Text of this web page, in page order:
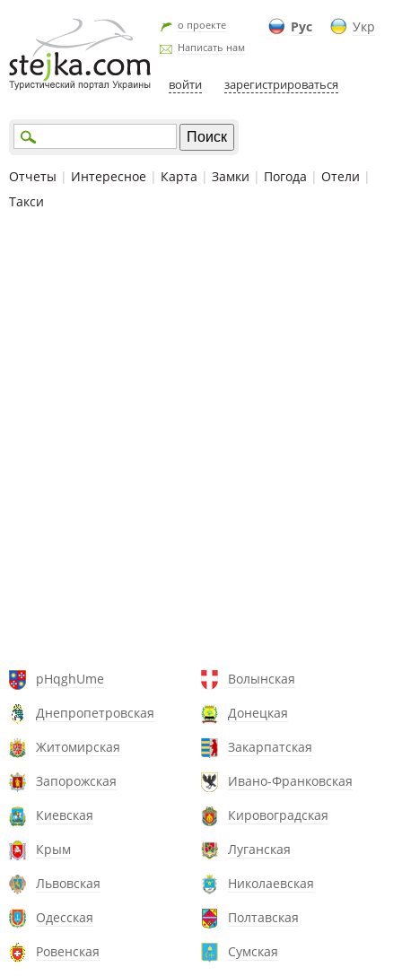
Рус Укр
о проекте
Написать нам
войти зарегистрироваться
Отчеты | Интересное | Карта | Замки | Погода | Отели |
Такси
pHqghUme
Волынская
Днепропетровская
Донецкая
Житомирская
Закарпатская
Запорожская
Ивано-Франковская
Киевская
Кировоградская
Крым
Луганская
Львовская
Николаевская
Одесская
Полтавская
Ровенская
Сумская